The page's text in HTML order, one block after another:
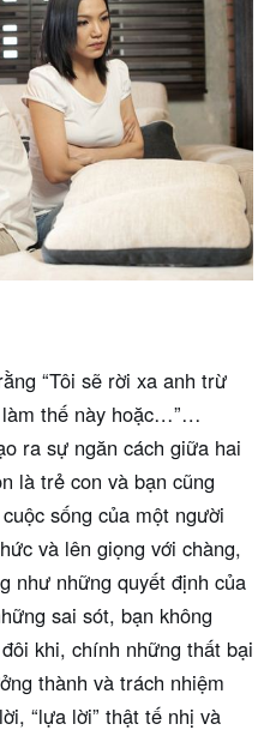
“Tôi sẽ rời xa anh trừ
làm thế này hoặc…”…
ra sự ngăn cách giữa hai
là trẻ con và bạn cũng
sống của một người
và lên giọng với chàng,
như những quyết định của
sai sót, bạn không
khi, chính những thất bại
thành và trách nhiệm
“lựa lời” thật tế nhị và